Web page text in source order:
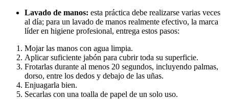
Lavado de manos: esta práctica debe realizarse varias veces
al día; para un lavado de manos realmente efectivo, la marca
líder en higiene profesional, entrega estos pasos:
Mojar las manos con agua limpia.
Aplicar suficiente jabón para cubrir toda su superficie.
Frotarlas durante al menos 20 segundos, incluyendo palmas,
dorso, entre los dedos y debajo de las uñas.
Enjuagarla bien.
Secarlas con una toalla de papel de un solo uso.